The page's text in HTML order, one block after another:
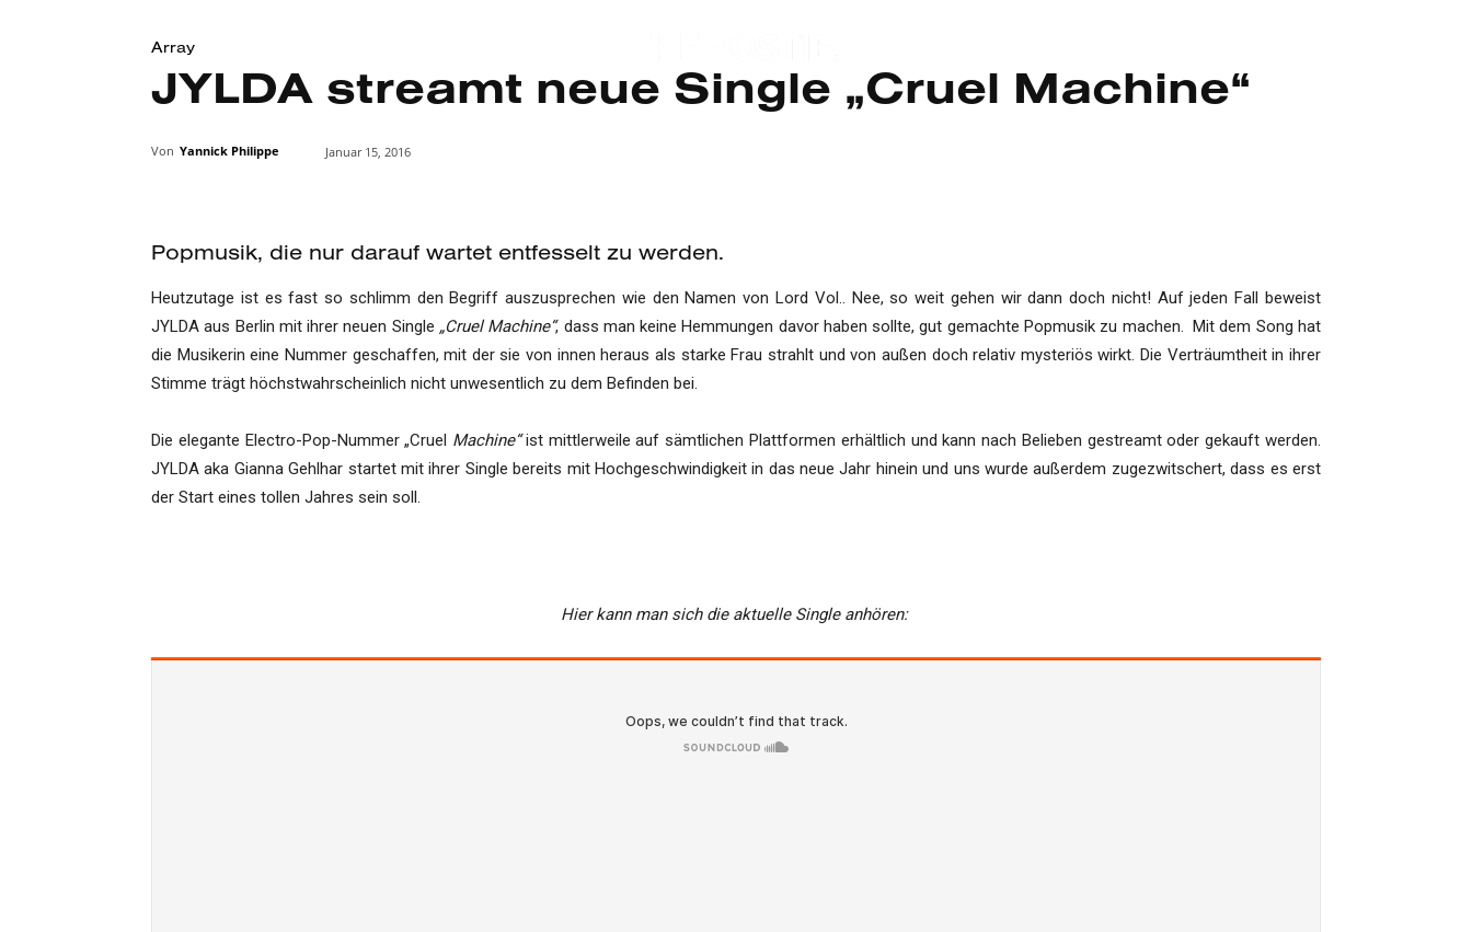
Array
JYLDA streamt neue Single „Cruel Machine“
Von Yannick Philippe Januar 15, 2016
Popmusik, die nur darauf wartet entfesselt zu werden.
Heutzutage ist es fast so schlimm den Begriff auszusprechen wie den Namen von Lord Vol.. Nee, so weit gehen wir dann doch nicht! Auf jeden Fall beweist
JYLDA aus Berlin mit ihrer neuen Single „Cruel Machine“, dass man keine Hemmungen davor haben sollte, gut gemachte Popmusik zu machen. Mit dem Song hat
die Musikerin eine Nummer geschaffen, mit der sie von innen heraus als starke Frau strahlt und von außen doch relativ mysteriös wirkt. Die Verträumtheit in ihrer
Stimme trägt höchstwahrscheinlich nicht unwesentlich zu dem Befinden bei.
Die elegante Electro-Pop-Nummer „Cruel Machine“ist mittlerweile auf sämtlichen Plattformen erhältlich und kann nach Belieben gestreamt oder gekauft werden.
JYLDA aka Gianna Gehlhar startet mit ihrer Single bereits mit Hochgeschwindigkeit in das neue Jahr hinein und uns wurde außerdem zugezwitschert, dass es erst
der Start eines tollen Jahres sein soll.
Hier kann man sich die aktuelle Single anhören: